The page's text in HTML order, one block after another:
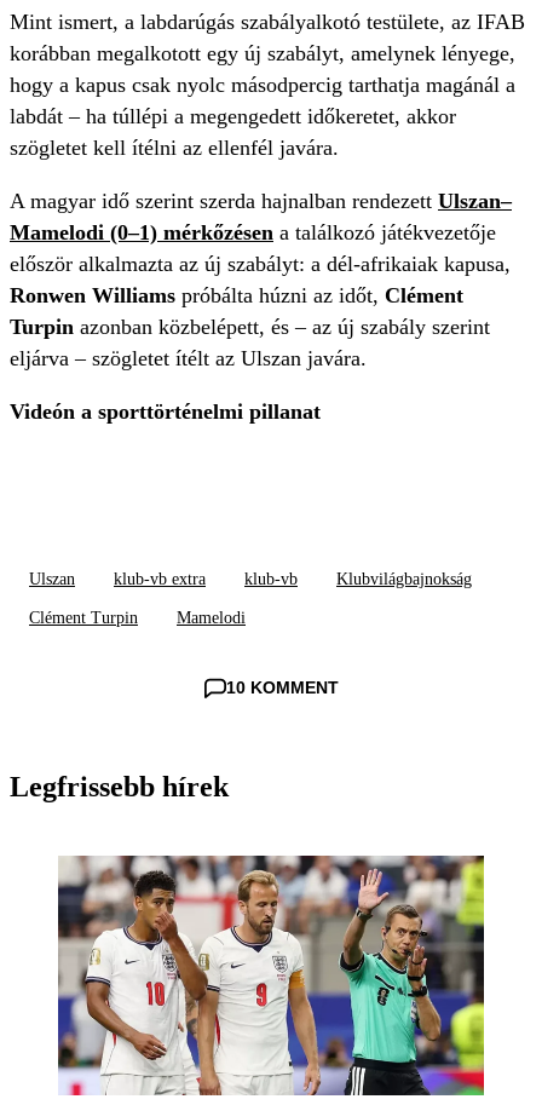
Mint ismert, a labdarúgás szabályalkotó testülete, az IFAB
korábban megalkotott egy új szabályt, amelynek lényege,
hogy a kapus csak nyolc másodpercig tarthatja magánál a
labdát – ha túllépi a megengedett időkeretet, akkor
szögletet kell ítélni az ellenfél javára.
A magyar idő szerint szerda hajnalban rendezett Ulszan–
Mamelodi (0–1) mérkőzésen a találkozó játékvezetője
először alkalmazta az új szabályt: a dél-afrikaiak kapusa,
Ronwen Williams próbálta húzni az időt, Clément
Turpin azonban közbelépett, és – az új szabály szerint
eljárva – szögletet ítélt az Ulszan javára.
Videón a sporttörténelmi pillanat
Ulszan klub-vb extra klub-vb Klubvilágbajnokság
Clément Turpin Mamelodi
10 KOMMENT
Legfrissebb hírek